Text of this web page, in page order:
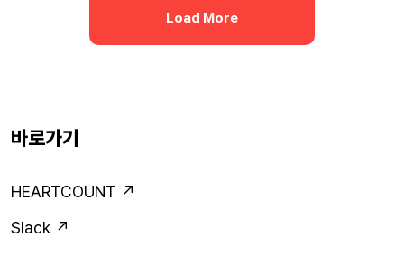
Load More
바로가기
HEARTCOUNT ↗
Slack ↗